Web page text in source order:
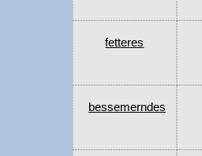
fetteres
bessemerndes